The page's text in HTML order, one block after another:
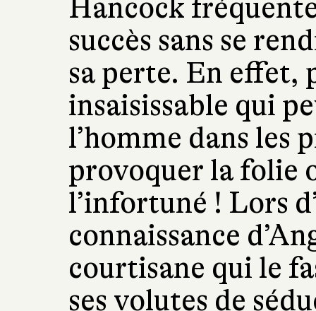
Hancock
succès sans se
sa perte. En effet,
insaisissable qui
l’homme dans les
provoquer la folie
l’infortuné ! Lors
connaissance
courtisane qui le
ses volutes de